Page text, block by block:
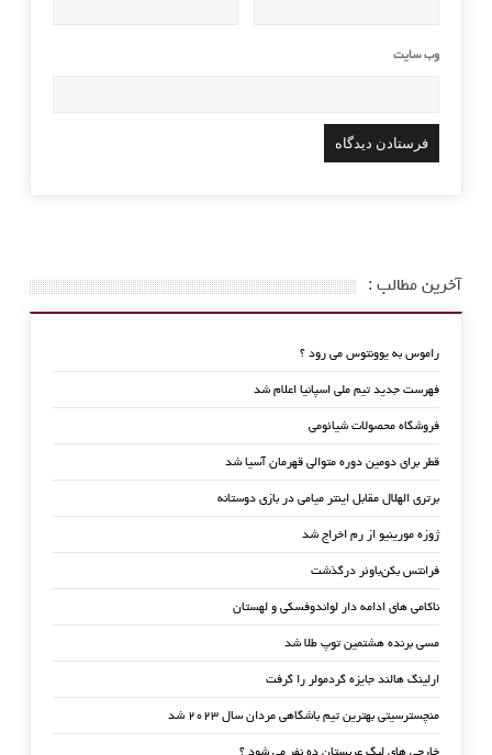
وب‌ سایت
آخرین مطالب :
راموس به یوونتوس می رود ؟
فهرست جدید تیم ملی اسپانیا اعلام شد
فروشگاه محصولات شیائومی
قطر برای دومین دوره متوالی قهرمان آسیا شد
برتری الهلال مقابل اینتر میامی در بازی دوستانه
ژوزه مورینیو از رم اخراج شد
فرانتس بکن‌باوئر درگذشت
ناکامی های ادامه دار لواندوفسکی و لهستان
مسی برنده هشتمین توپ طلا شد
ارلینگ هالند جایزه گردمولر را گرفت
منچسترسیتی بهترین تیم باشگاهی مردان سال ۲۰۲۳ شد